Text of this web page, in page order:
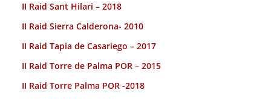
II Raid Sant Hilari – 2018
II Raid Sierra Calderona- 2010
II Raid Tapia de Casariego – 2017
II Raid Torre de Palma POR – 2015
II Raid Torre Palma POR -2018